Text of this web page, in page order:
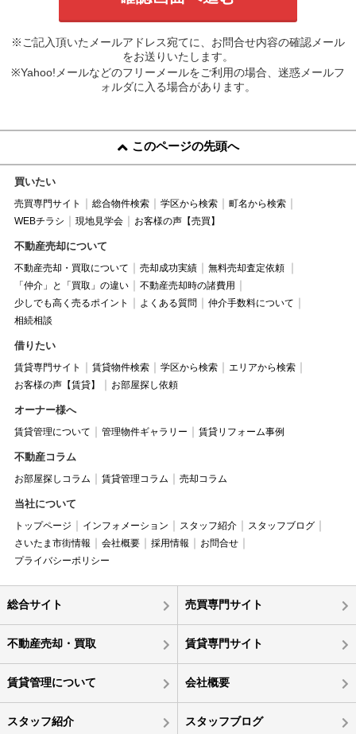
※ご記入頂いたメールアドレス宛てに、お問合せ内容の確認メール
をお送りいたします。
※Yahoo!メールなどのフリーメールをご利用の場合、迷惑メールフ
ォルダに入る場合があります。
このページの先頭へ
買いたい
売買専門サイト 総合物件検索 学区から検索
町名から検索
WEBチラシ
現地見学会 お客様の声【売買】
不動産売却について
不動産売却・買取について 売却成功実績
無料売却査定依頼
「仲介」と「買取」の違い
不動産売却時の諸費用
少しでも高く売るポイント
よくある質問
仲介手数料について
相続相談
借りたい
賃貸専門サイト 賃貸物件検索 学区から検索
エリアから検索
お客様の声【賃貸】
お部屋探し依頼
オーナー様へ
賃貸管理について 管理物件ギャラリー 賃貸リフォーム事例
不動産コラム
お部屋探しコラム 賃貸管理コラム 売却コラム
当社について
トップページ インフォメーション スタッフ紹介
スタッフブログ
さいたま市街情報
会社概要 採用情報
お問合せ
プライバシーポリシー
総合サイト 売買専門サイト
不動産売却・買取 賃貸専門サイト
賃貸管理について 会社概要
スタッフ紹介 スタッフブログ